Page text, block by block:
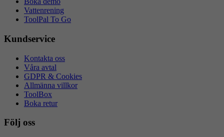
Vattenrening
ToolPal To Go
Kundservice
Kontakta oss
Våra avtal
GDPR & Cookies
Allmänna villkor
ToolBox
Boka retur
Följ oss